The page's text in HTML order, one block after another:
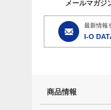
メールマガジ
最新情報
I-O
商品情報